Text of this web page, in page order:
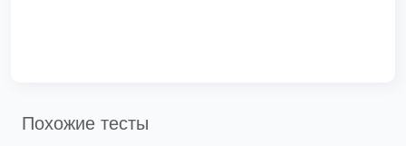
Похожие тесты